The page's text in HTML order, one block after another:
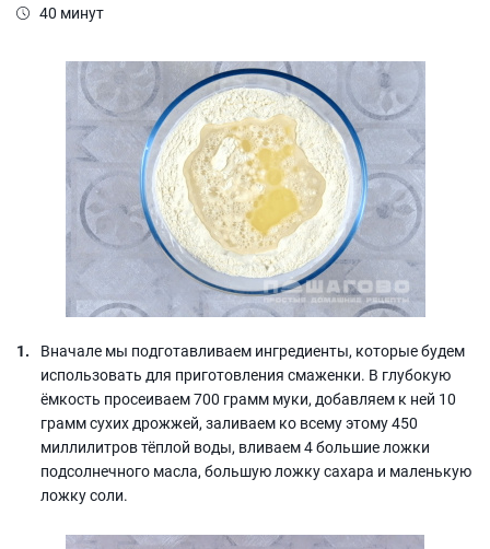
40 минут
Вначале мы подготавливаем ингредиенты, которые будем
использовать для приготовления смаженки. В глубокую
ёмкость просеиваем 700 грамм муки, добавляем к ней 10
грамм сухих дрожжей, заливаем ко всему этому 450
миллилитров тёплой воды, вливаем 4 большие ложки
подсолнечного масла, большую ложку сахара и маленькую
ложку соли.